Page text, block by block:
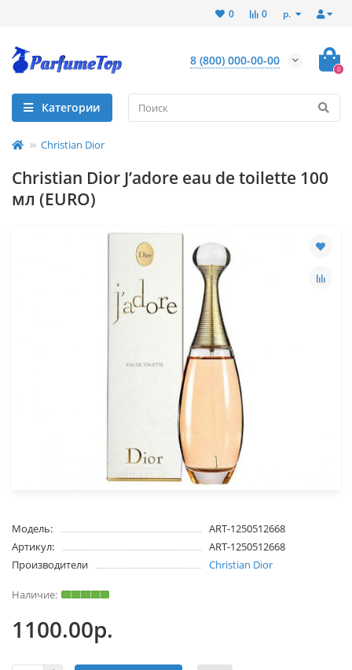
р.
0
0
8 (800) 000-00-00
0
Категории
Christian Dior
Christian Dior J’adore eau de toilette 100
мл (EURO)
Модель:
ART-1250512668
Артикул:
ART-1250512668
Производители
Christian Dior
1100.00р.